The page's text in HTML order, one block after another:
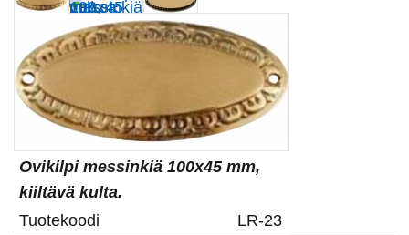
Ovikilpi messinkiä 100x45 mm,
kiiltävä kulta.
Tuotekoodi
LR-23